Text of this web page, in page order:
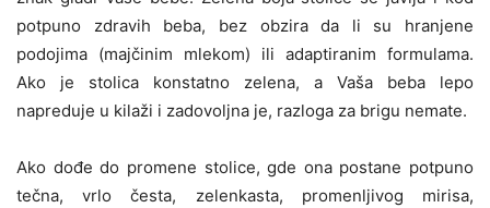
potpuno zdravih beba, bez obzira da li su hranjene
podojima (majčinim mlekom) ili adaptiranim formulama.
Ako je stolica konstatno zelena, a Vaša beba lepo
napreduje u kilaži i zadovoljna je, razloga za brigu nemate.
Ako dođe do promene stolice, gde ona postane potpuno
tečna, vrlo česta, zelenkasta, promenljivog mirisa,